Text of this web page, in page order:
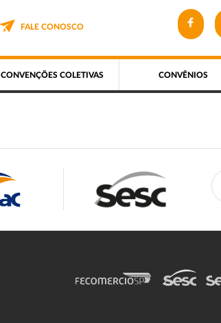
FALE CONOSCO
CONVENÇÕES COLETIVAS CONVÊNIOS